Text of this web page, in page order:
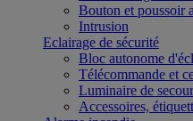
Bouton et poussoir
Intrusion
Eclairage de sécurité
Bloc autonome
Télécommande et
Luminaire de
Accessoires,